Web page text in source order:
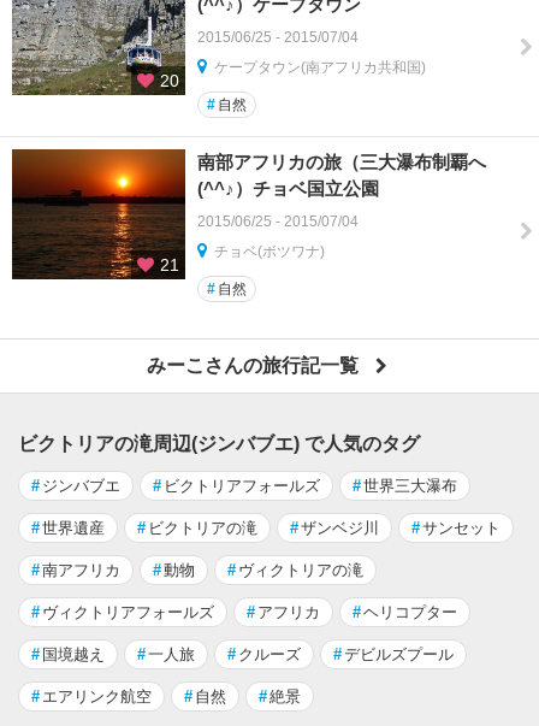
20
2015/06/25 - 2015/07/04
ケープタウン(南アフリカ共和国)
# 自然
21
南部アフリカの旅（三大瀑布制覇へ
(^^♪）チョベ国立公園
2015/06/25 - 2015/07/04
チョベ(ボツワナ)
# 自然
みーこさんの旅行記一覧
ビクトリアの滝周辺(ジンバブエ) で人気のタグ
# ジンバブエ # ビクトリアフォールズ #世界三大瀑布
#世界遺産 # ビクトリアの滝 #ザンベジ川 #サンセット
#南アフリカ #動物 # ヴィクトリアの滝
# ヴィクトリアフォールズ # アフリカ #ヘリコプター
# 国境越え #一人旅 # クルーズ #デビルズプール
# エアリンク航空 # 自然 #絶景